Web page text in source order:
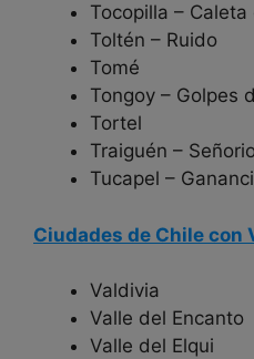
Tocopilla –
Toltén – Ruido
Tomé
Tongoy – Golpes
Tortel
Traiguén –
Tucapel –
Ciudades de Chile con
Valdivia
Valle del Encanto
Valle del Elqui